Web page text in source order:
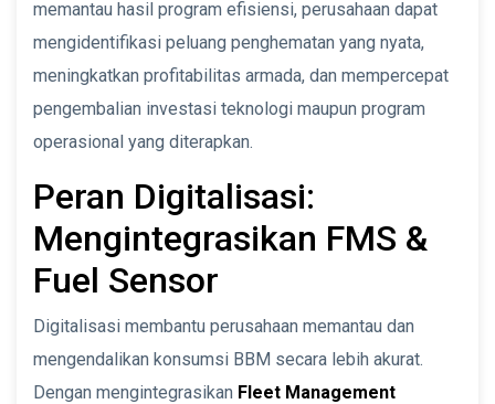
memantau hasil program efisiensi, perusahaan dapat
mengidentifikasi peluang penghematan yang nyata,
meningkatkan profitabilitas armada, dan mempercepat
pengembalian investasi teknologi maupun program
operasional yang diterapkan.
Peran Digitalisasi:
Mengintegrasikan FMS &
Fuel Sensor
Digitalisasi membantu perusahaan memantau dan
mengendalikan konsumsi BBM secara lebih akurat.
Dengan mengintegrasikan Fleet Management